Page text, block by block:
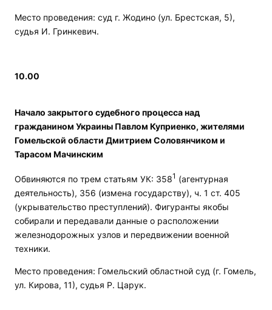
Место проведения: суд г. Жодино (ул. Брестская, 5),
судья И. Гринкевич.
10.00
Начало закрытого судебного процесса над
гражданином Украины Павлом Куприенко, жителями
Гомельской области Дмитрием Соловянчиком и
Тарасом Мачинским
Обвиняются по трем статьям УК: 3581 (агентурная
деятельность), 356 (измена государству), ч. 1 ст. 405
(укрывательство преступлений). Фигуранты якобы
собирали и передавали данные о расположении
железнодорожных узлов и передвижении военной
техники.
Место проведения: Гомельский областной суд (г. Гомель,
ул. Кирова, 11), судья Р. Царук.